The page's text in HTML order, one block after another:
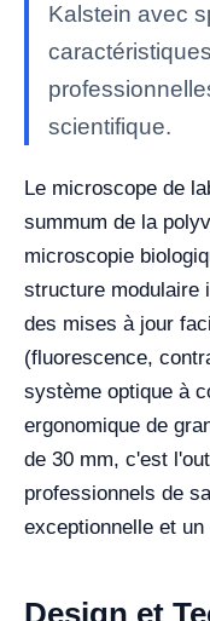
Kalstein avec
scientifique.
Le microscope de
summum de la
microscopie
structure modulaire
des mises à jour
(fluorescence,
système optique à
ergonomique de
de 30 mm, c'est
professionnels de
exceptionnelle et